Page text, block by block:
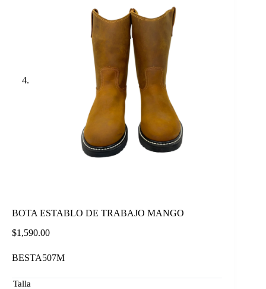
BOTA ESTABLO DE TRABAJO MANGO
$1,590.00
BESTA507M
Talla